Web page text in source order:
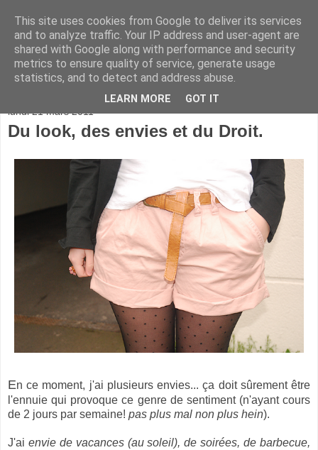
lundi 21 mars 2011
Du look, des envies et du Droit.
En ce moment, j'ai plusieurs envies... ça doit sûrement être
l'ennuie qui provoque ce genre de sentiment (n'ayant cours
de 2 jours par semaine! pas plus mal non plus hein).
J'ai envie de vacances (au soleil), de soirées, de barbecue,
This site uses cookies from Google to deliver its services
and to analyze traffic. Your IP address and user-agent are
shared with Google along with performance and security
metrics to ensure quality of service, generate usage
statistics, and to detect and address abuse.
LEARN MORE GOT IT